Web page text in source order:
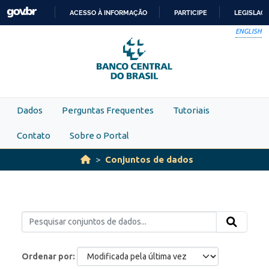
Skip to main content
PARA
O
CONTEÚDO
ACESSO À INFORMAÇÃO PARTICIPE
ENGLISH
Dados Perguntas Frequentes Tutoriais
Contato Sobre o Portal
Conjuntos de dados
Ordenar por